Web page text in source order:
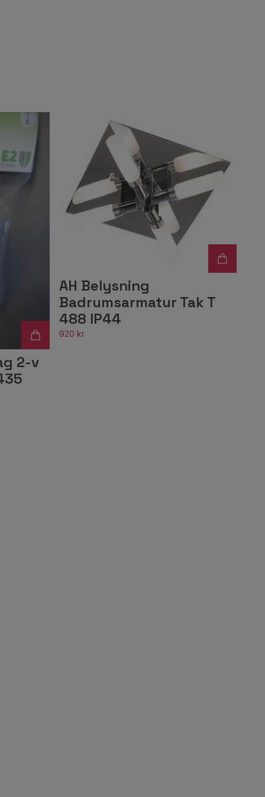
2-v
AH Belysning
Badrumsarmatur Tak T
488 IP44
920 kr